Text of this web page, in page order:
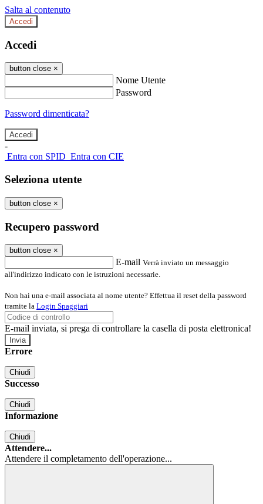
Salta al contenuto
Accedi
Accedi
button close ×
Nome Utente
Password
Password dimenticata?
-
Entra con SPID Entra con CIE
Seleziona utente
button close ×
Recupero password
button close ×
E-mail Verrà inviato un messaggio
all'indirizzo indicato con le istruzioni necessarie.
Non hai una e-mail associata al nome utente? Effettua il reset della password
tramite la Login Spaggiari
E-mail inviata, si prega di controllare la casella di posta elettronica!
Errore
Chiudi
Successo
Chiudi
Informazione
Chiudi
Attendere...
Attendere il completamento dell'operazione...